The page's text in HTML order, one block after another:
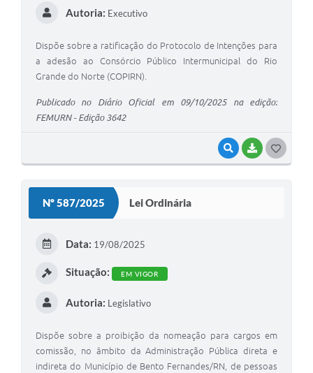
VISUALIZAR
BAIXAR
Autoria: Executivo
Dispõe sobre a ratificação do Protocolo de Intenções para
a adesão ao Consórcio Público Intermunicipal do Rio
Grande do Norte (COPIRN).
Publicado no Diário Oficial em 09/10/2025 na edição:
FEMURN - Edição 3642
Nº 587/2025 Lei Ordinária
Data: 19/08/2025
Situação: EM VIGOR
Autoria: Legislativo
Dispõe sobre a proibição da nomeação para cargos em
comissão, no âmbito da Administração Pública direta e
indireta do Município de Bento Fernandes/RN, de pessoas